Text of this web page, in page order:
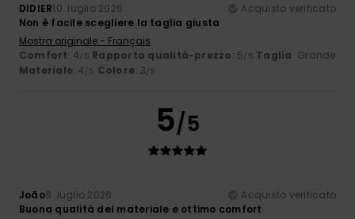
DIDIER10. luglio 2026
Acquisto verificato
Non è facile scegliere la taglia giusta
Mostra originale - Français
Comfort: 4/5 Rapporto qualità-prezzo: 5/5 Taglia: Grande
Materiale: 4/5 Colore: 3/5
5/5
João8. luglio 2026
Acquisto verificato
Buona qualità del materiale e ottimo comfort